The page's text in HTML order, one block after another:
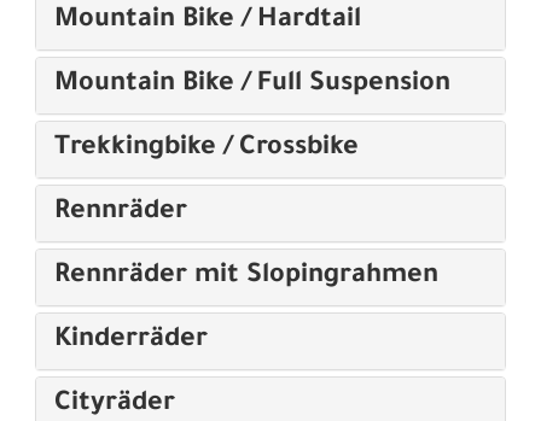
Mountain Bike / Hardtail
Mountain Bike / Full Suspension
Trekkingbike / Crossbike
Rennräder
Rennräder mit Slopingrahmen
Kinderräder
Cityräder